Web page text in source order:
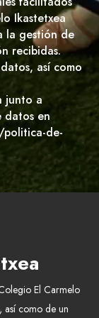
Ikastetxea
la gestión de
recibidas.
así como
junto a
datos en
politica-de-
El Carmelo
así como de un